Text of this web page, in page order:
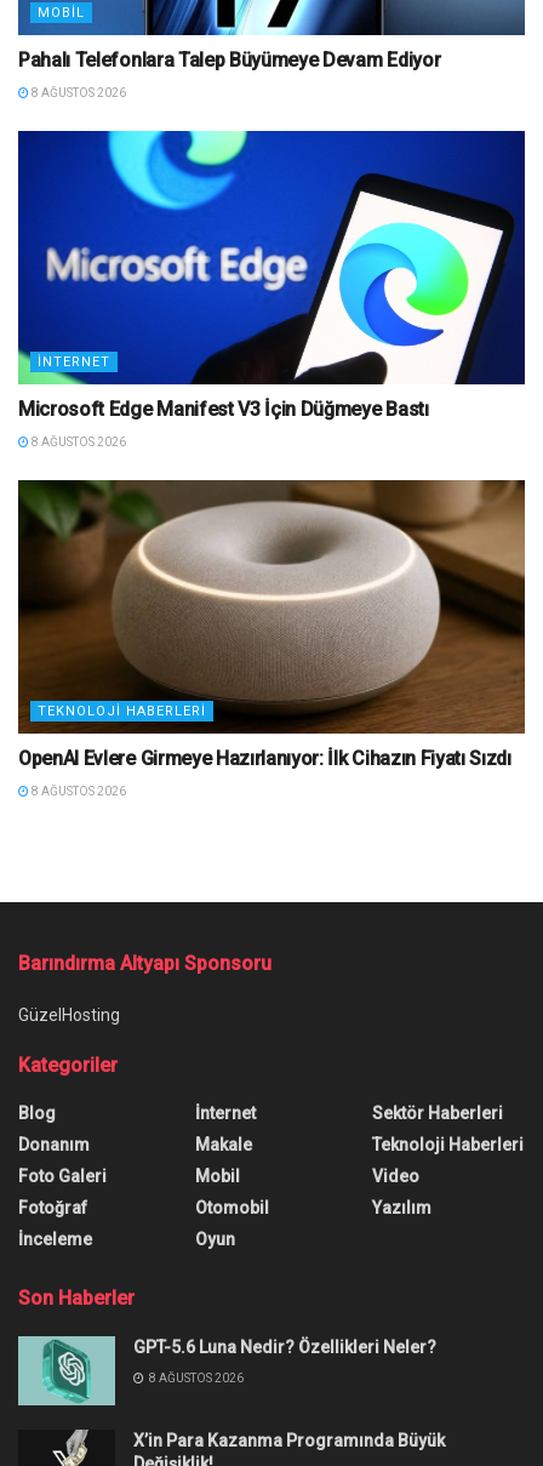
MOBIL
Pahalı Telefonlara Talep Büyümeye Devam Ediyor
8 AĞUSTOS 2026
İNTERNET
Microsoft Edge Manifest V3 İçin Düğmeye Bastı
8 AĞUSTOS 2026
TEKNOLOJI HABERLERI
OpenAI Evlere Girmeye Hazırlanıyor: İlk Cihazın Fiyatı Sızdı
8 AĞUSTOS 2026
Barındırma Altyapı Sponsoru
GüzelHosting
Kategoriler
Blog
Donanım
Foto Galeri
Fotoğraf
İnceleme
İnternet
Makale
Mobil
Otomobil
Oyun
Sektör Haberleri
Teknoloji Haberleri
Video
Yazılım
Son Haberler
GPT-5.6 Luna Nedir? Özellikleri Neler?
8 AĞUSTOS 2026
X’in Para Kazanma Programında Büyük